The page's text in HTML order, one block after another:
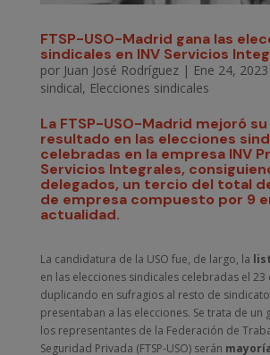
FTSP-USO-Madrid gana las
sindicales en INV Servicios
por Juan José Rodríguez| Ene 24, 2023
sindical, Elecciones sindicales
La FTSP-USO-Madrid mejoró
resultado en las elecciones
celebradas en la empresa INV
Servicios Integrales,
delegados, un tercio del total
de empresa compuesto por 9
actualidad.
La candidatura de la USO fue, de largo, la
en las elecciones sindicales celebradas el 23
duplicando en sufragios al resto de
presentaban a las elecciones. Se trata de un
los representantes de la Federación de
Seguridad Privada (FTSP-USO) serán